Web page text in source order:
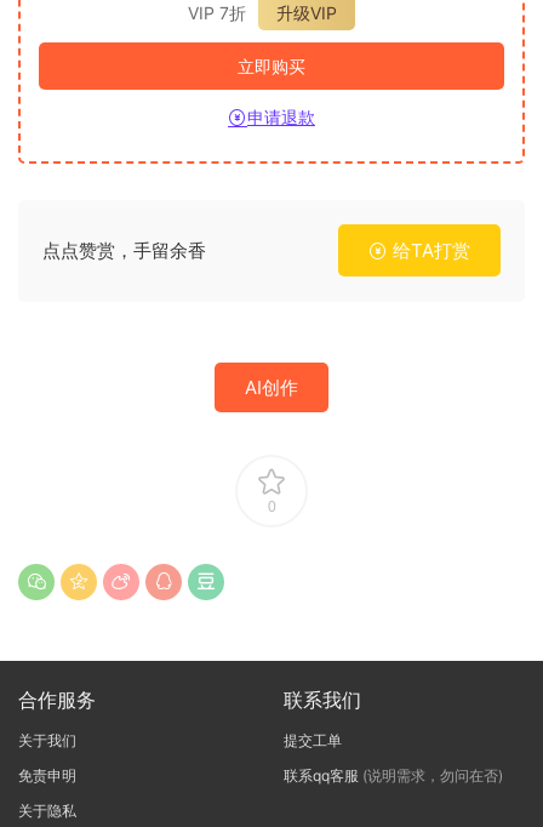
VIP 7折
升级VIP
立即购买
申请退款
点点赞赏，手留余香 给TA打赏
AI创作
0
合作服务
关于我们
免责申明
关于隐私
联系我们
提交工单
联系qq客服 (说明需求，勿问在否)